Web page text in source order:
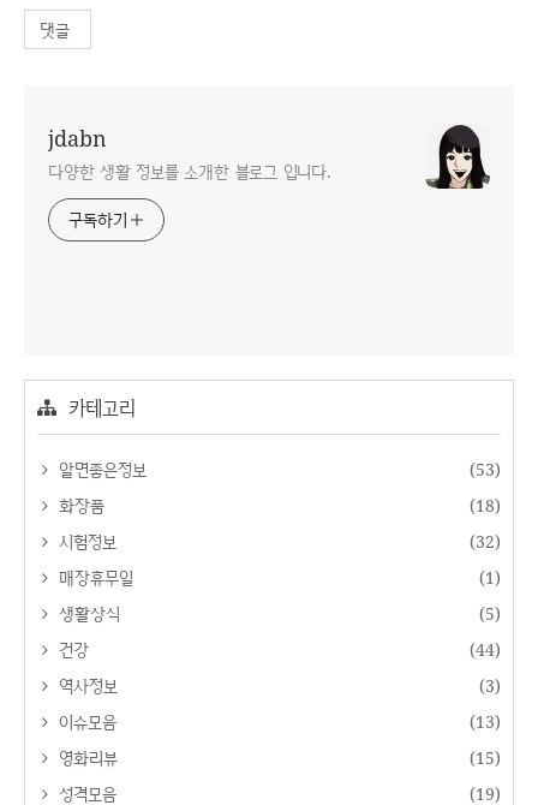
댓글
jdabn
다양한 생활 정보를 소개한 블로그 입니다.
구독하기
카테고리
알면좋은정보
(53)
화장품
(18)
시험정보
(32)
매장휴무일
(1)
생활상식
(5)
건강
(44)
역사정보
(3)
이슈모음
(13)
영화리뷰
(15)
성격모음
(19)